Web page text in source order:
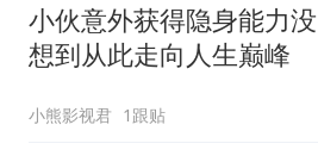
小伙意外获得隐身能力没
想到从此走向人生巅峰
小熊影视君 1跟贴